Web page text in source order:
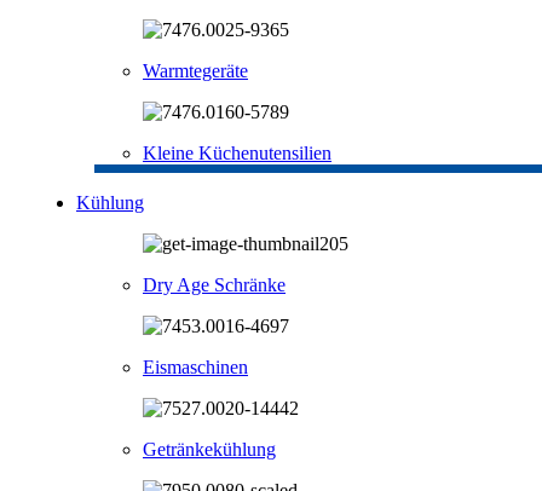
Warmtegeräte
Kleine Küchenutensilien
Kühlung
Dry Age Schränke
Eismaschinen
Getränkekühlung